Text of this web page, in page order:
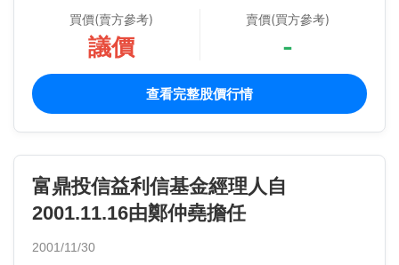
買價(賣方參考)
議價
賣價(買方參考)
-
查看完整股價行情
富鼎投信益利信基金經理人自
2001.11.16由鄭仲堯擔任
2001/11/30